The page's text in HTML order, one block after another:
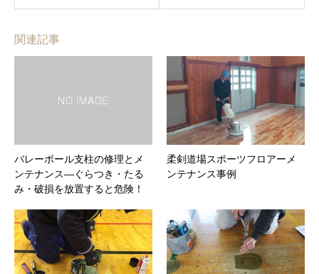
関連記事
バレーボール支柱の修理とメ
ンテナンス―ぐらつき・たる
み・破損を放置すると危険！
柔剣道場スポーツフロアーメ
ンテナンス事例